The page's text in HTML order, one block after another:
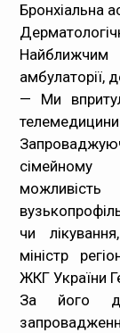
Бронхіальна
Найближчим
амбулаторії,
— Ми
сімейному
чи
міністр
ЖКГ України
За його